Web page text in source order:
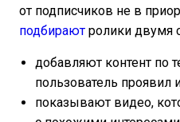
от подписчиков не в
подбирают ролики двумя
добавляют контент по
пользователь проявил
показывают видео,